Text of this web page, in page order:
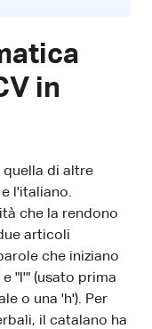
in
quella di altre
l'italiano.
che la rendono
articoli
che iniziano
"l'" (usato prima
o una 'h'). Per
il catalano ha